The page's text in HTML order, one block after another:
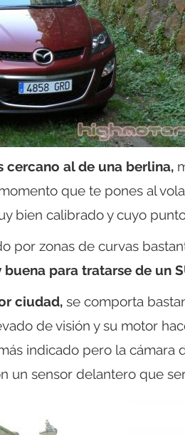
cercano al de una berlina,
que te pones al
bien calibrado y cuyo
por zonas de curvas
para tratarse de un
ciudad, se comporta
de visión y su motor
indicado pero la cámara
un sensor delantero que